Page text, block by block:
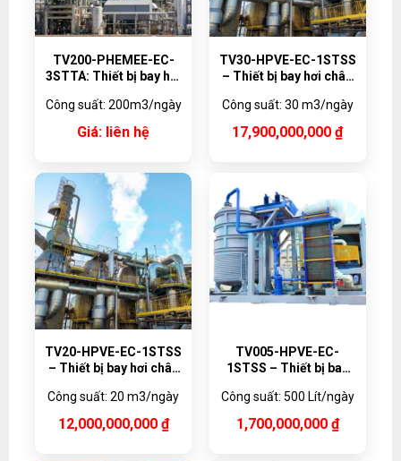
TV200-PHEMEE-EC-
3STTA: Thiết bị bay hơi
200m3
Công suất: 200m3/ngày
Giá: liên hệ
TV30-HPVE-EC-1STSS
– Thiết bị bay hơi chân
30,000 lít/ngày
Công suất: 30 m3/ngày
17,900,000,000₫
TV20-HPVE-EC-1STSS
– Thiết bị bay hơi chân
20,000 lít/ngày
Công suất: 20 m3/ngày
12,000,000,000 ₫
TV005-HPVE-EC-
1STSS – Thiết bị bay
nhiệt 500 lít/ngày
Công suất: 500 Lít/ngày
1,700,000,000 ₫